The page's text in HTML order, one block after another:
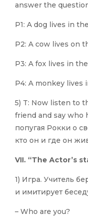
answer the
P1: A dog lives in
P2: A cow lives on
P3: A fox lives in
P4: A monkey lives
5) T: Now listen to
friend and say who
попугая Рокки о
кто он и где он
VII. “The Actor’s
1) Игра. Учитель
и имитирует
– Who are you?